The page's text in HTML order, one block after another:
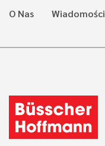
O Nas Wiadomości